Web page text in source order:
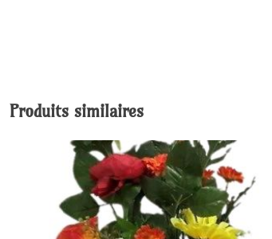
Produits similaires